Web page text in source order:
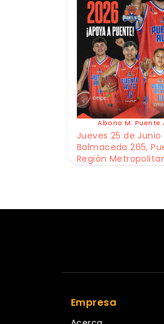
Abono M. Puente
Jueves 25 de Junio
Balmaceda 265,
Región
Empresa